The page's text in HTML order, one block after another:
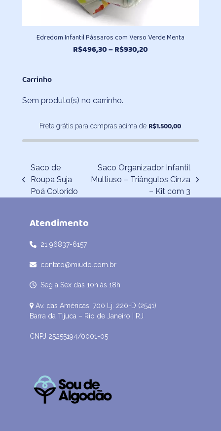
Edredom Infantil Pássaros com Verso Verde Menta
R$496,30–R$930,20Faixa
Carrinho
Sem produto(s) no carrinho.
Frete grátis para compras acima de R$1.500,00
previous
post:
Saco de
Roupa Suja
Poá Colorido
next
post:
Saco Organizador Infantil
Multiuso – Triângulos Cinza
– Kit com 3
Atendimento
21 96837-6157
contato@miudo.com.br
Seg a Sex das 10h às 18h
Av. das Américas, 700 Lj. 220-D (2541)
Barra da Tijuca – Rio de Janeiro | RJ
CNPJ 25255194/0001-05